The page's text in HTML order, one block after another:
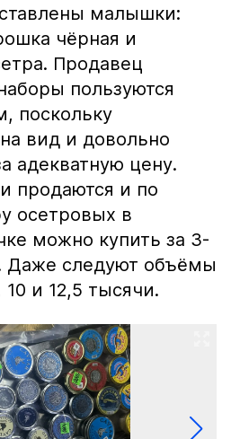
малышки:
чёрная и
Продавец
пользуются
поскольку
вид и довольно
адекватную цену.
продаются и по
осетровых в
можно купить за 3-
Даже следуют объёмы
и 12,5 тысячи.